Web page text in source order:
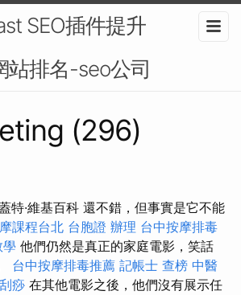
SEO插件提升
站排名-seo公司
(296)
特·維基百科 還不錯，但事實是它不能
課程台北 台胞證 辦理 台中按摩排毒
他們仍然是真正的家庭電影，笑話
台中按摩排毒推薦 記帳士 查榜 中醫
痧 在其他電影之後，他們沒有展示任